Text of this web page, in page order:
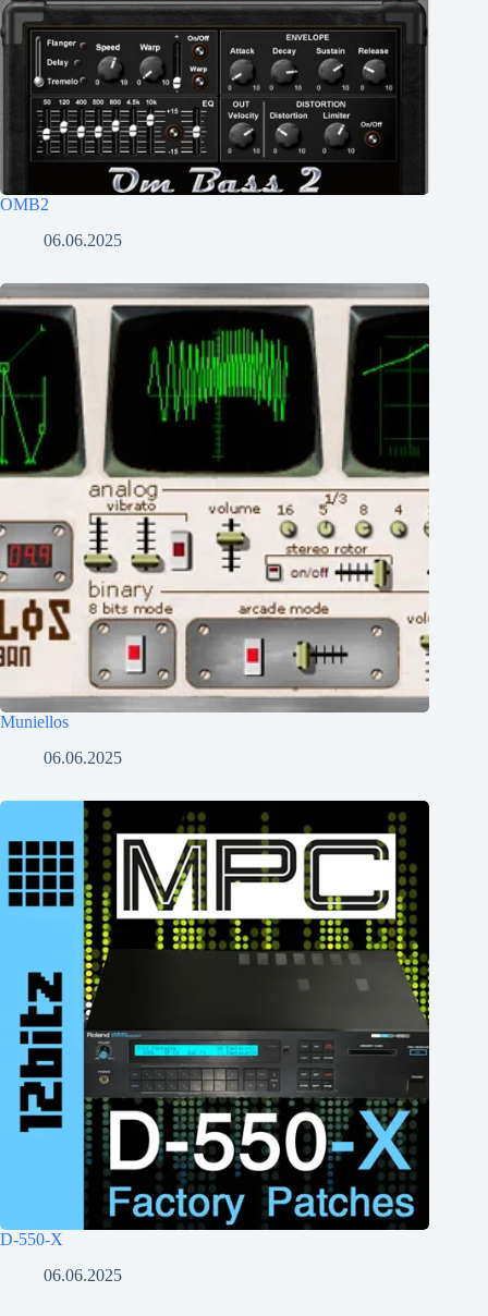
OMB2
06.06.2025
Muniellos
06.06.2025
D-550-X
06.06.2025